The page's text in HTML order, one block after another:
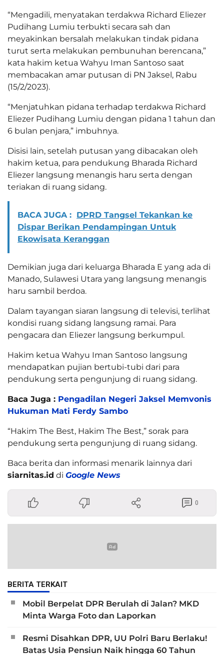
“Mengadili, menyatakan terdakwa Richard Eliezer
Pudihang Lumiu terbukti secara sah dan
meyakinkan bersalah melakukan tindak pidana
turut serta melakukan pembunuhan berencana,”
kata hakim ketua Wahyu Iman Santoso saat
membacakan amar putusan di PN Jaksel, Rabu
(15/2/2023).
“Menjatuhkan pidana terhadap terdakwa Richard
Eliezer Pudihang Lumiu dengan pidana 1 tahun dan
6 bulan penjara,” imbuhnya.
Disisi lain, setelah putusan yang dibacakan oleh
hakim ketua, para pendukung Bharada Richard
Eliezer langsung menangis haru serta dengan
teriakan di ruang sidang.
BACA JUGA : DPRD Tangsel Tekankan ke
Dispar Berikan Pendampingan Untuk
Ekowisata Keranggan
Demikian juga dari keluarga Bharada E yang ada di
Manado, Sulawesi Utara yang langsung menangis
haru sambil berdoa.
Dalam tayangan siaran langsung di televisi, terlihat
kondisi ruang sidang langsung ramai. Para
pengacara dan Eliezer langsung berkumpul.
Hakim ketua Wahyu Iman Santoso langsung
mendapatkan pujian bertubi-tubi dari para
pendukung serta pengunjung di ruang sidang.
Baca Juga : Pengadilan Negeri Jaksel Memvonis
Hukuman Mati Ferdy Sambo
“Hakim The Best, Hakim The Best,” sorak para
pendukung serta pengunjung di ruang sidang.
Baca berita dan informasi menarik lainnya dari
siarnitas.id di Google News
0
BERITA TERKAIT
Mobil Berpelat DPR Berulah di Jalan? MKD
Minta Warga Foto dan Laporkan
Resmi Disahkan DPR, UU Polri Baru Berlaku!
Batas Usia Pensiun Naik hingga 60 Tahun